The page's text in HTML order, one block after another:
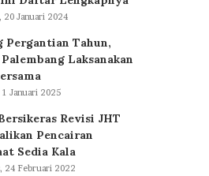
20 Januari 2024
Pergantian Tahun,
Laksanakan
1 Januari 2025
Revisi JHT
Pencairan
Sedia Kala
24 Februari 2022